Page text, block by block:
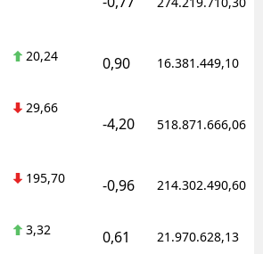
20,24 0,90 16.381.449,10
29,66
-4,20 518.871.666,06
195,70 -0,96 214.302.490,60
3,32 0,61 21.970.628,13